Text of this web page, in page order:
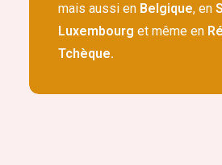
mais aussi en Belgique, en
Luxembourg et même en
Tchèque.